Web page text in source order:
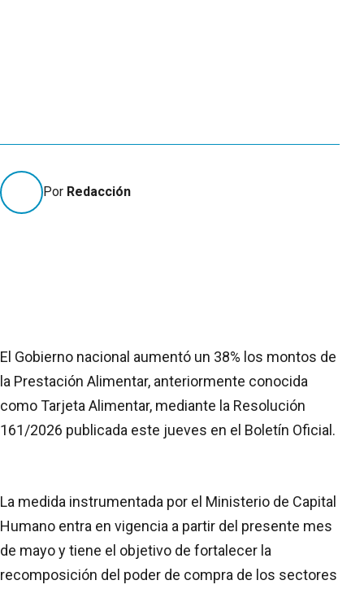
Por Redacción
El Gobierno nacional aumentó un 38% los montos de
la Prestación Alimentar, anteriormente conocida
como Tarjeta Alimentar, mediante la Resolución
161/2026 publicada este jueves en el Boletín Oficial.
La medida instrumentada por el Ministerio de Capital
Humano entra en vigencia a partir del presente mes
de mayo y tiene el objetivo de fortalecer la
recomposición del poder de compra de los sectores